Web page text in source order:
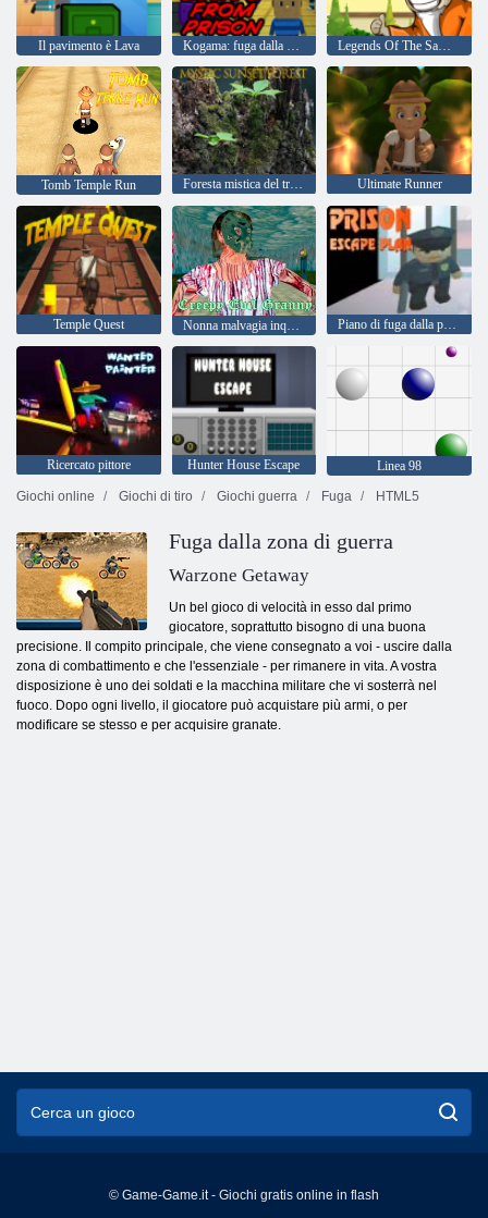
Il pavimento è Lava
Tomb Temple Run Foresta mistica del tramonto Ultimate Runner
Temple Quest Nonna malvagia inquietante Piano di fuga dalla prigione
Ricercato pittore Hunter House Escape
Linea 98
Giochi online
Giochi di tiro Giochi guerra Fuga HTML5
Fuga dalla zona di guerra
Warzone Getaway
Un bel gioco di velocità in esso dal primo
giocatore, soprattutto bisogno di una buona
precisione. Il compito principale, che viene consegnato a voi - uscire dalla
zona di combattimento e che l'essenziale - per rimanere in vita. A vostra
disposizione è uno dei soldati e la macchina militare che vi sosterrà nel
fuoco. Dopo ogni livello, il giocatore può acquistare più armi, o per
modificare se stesso e per acquisire granate.
© Game-Game.it - Giochi gratis online in flash